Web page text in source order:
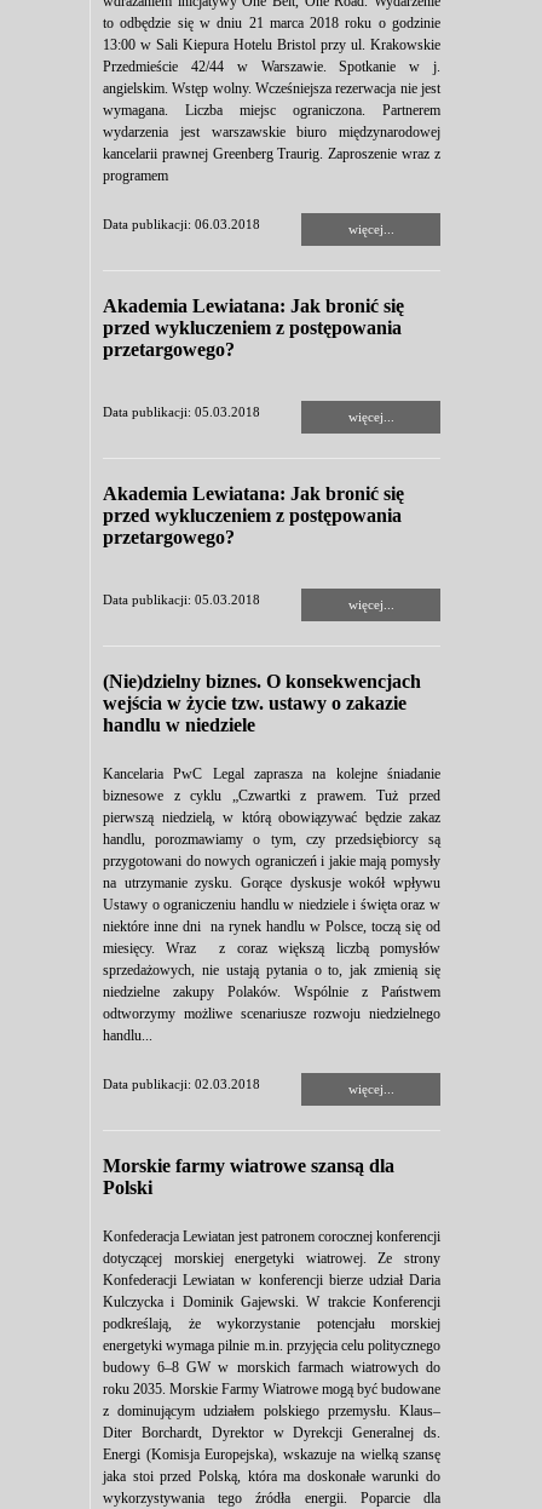
to odbędzie się w dniu 21 marca 2018 roku o godzinie
13:00 w Sali Kiepura Hotelu Bristol przy ul. Krakowskie
Przedmieście 42/44 w Warszawie. Spotkanie w j.
angielskim. Wstęp wolny. Wcześniejsza rezerwacja nie jest
wymagana. Liczba miejsc ograniczona. Partnerem
wydarzenia jest warszawskie biuro międzynarodowej
kancelarii prawnej Greenberg Traurig. Zaproszenie wraz z
programem
Data publikacji: 06.03.2018 więcej...
Akademia Lewiatana: Jak bronić się
przed wykluczeniem z postępowania
przetargowego?
Data publikacji: 05.03.2018 więcej...
Akademia Lewiatana: Jak bronić się
przed wykluczeniem z postępowania
przetargowego?
Data publikacji: 05.03.2018 więcej...
(Nie)dzielny biznes. O konsekwencjach
wejścia w życie tzw. ustawy o zakazie
handlu w niedziele
Kancelaria PwC Legal zaprasza na kolejne śniadanie
biznesowe z cyklu „Czwartki z prawem. Tuż przed
pierwszą niedzielą, w którą obowiązywać będzie zakaz
handlu, porozmawiamy o tym, czy przedsiębiorcy są
przygotowani do nowych ograniczeń i jakie mają pomysły
na utrzymanie zysku. Gorące dyskusje wokół wpływu
Ustawy o ograniczeniu handlu w niedziele i święta oraz w
niektóre inne dni na rynek handlu w Polsce, toczą się od
miesięcy. Wraz z coraz większą liczbą pomysłów
sprzedażowych, nie ustają pytania o to, jak zmienią się
niedzielne zakupy Polaków. Wspólnie z Państwem
odtworzymy możliwe scenariusze rozwoju niedzielnego
handlu...
Data publikacji: 02.03.2018 więcej...
Morskie farmy wiatrowe szansą dla
Polski
Konfederacja Lewiatan jest patronem corocznej konferencji
dotyczącej morskiej energetyki wiatrowej. Ze strony
Konfederacji Lewiatan w konferencji bierze udział Daria
Kulczycka i Dominik Gajewski. W trakcie Konferencji
podkreślają, że wykorzystanie potencjału morskiej
energetyki wymaga pilnie m.in. przyjęcia celu politycznego
budowy 6–8 GW w morskich farmach wiatrowych do
roku 2035. Morskie Farmy Wiatrowe mogą być budowane
z dominującym udziałem polskiego przemysłu. Klaus–
Diter Borchardt, Dyrektor w Dyrekcji Generalnej ds.
Energi (Komisja Europejska), wskazuje na wielką szansę
jaka stoi przed Polską, która ma doskonałe warunki do
wykorzystywania tego źródła energii. Poparcie dla